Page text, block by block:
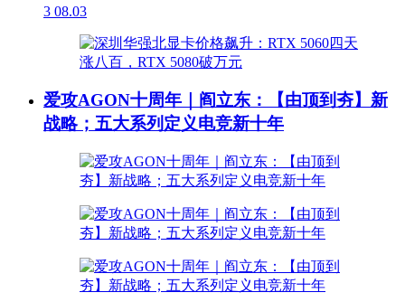
3 08.03
爱攻AGON十周年｜阎立东：【由顶到夯】新
战略；五大系列定义电竞新十年